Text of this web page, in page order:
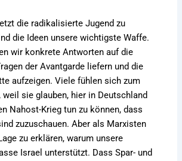
die radikalisierte Jugend zu
die Ideen unsere wichtigste Waffe.
wir konkrete Antworten auf die
der Avantgarde liefern und die
aufzeigen. Viele fühlen sich zum
sie glauben, hier in Deutschland
Nahost-Krieg tun zu können, dass
zuzuschauen. Aber als Marxisten
zu erklären, warum unsere
Israel unterstützt. Dass Spar- und